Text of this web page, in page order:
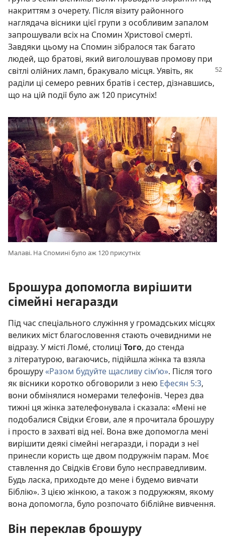
накриттям з очерету. Після візиту районного
наглядача вісники цієї групи з особливим запалом
запрошували всіх на Спомин Христової смерті.
Завдяки цьому на Спомин зібралося так багато
людей, що братові, який виголошував промову при
світлі олійних ламп, бракувало місця. Уявіть, як
раділи ці семеро ревних братів і сестер, дізнавшись,
що на цій події було аж 120 присутніх!
Малаві. На Спомині було аж 120 присутніх
Брошура допомогла вирішити
сімейні негаразди
Під час спеціального служіння у громадських місцях
великих міст благословення стають очевидними не
відразу. У місті Ломе́, столиці Того, до стенда
з літературою, вагаючись, підійшла жінка та взяла
брошуру«Разом будуйте щасливу сім’ю». Після того
як вісники коротко обговорили з нею Ефесян 5:3,
вони обмінялися номерами телефонів. Через два
тижні ця жінка зателефонувала і сказала: «Мені не
подобалися Свідки Єгови, але я прочитала брошуру
і просто в захваті від неї. Вона вже допомогла мені
вирішити деякі сімейні негаразди, і поради з неї
принесли користь ще двом подружнім парам. Моє
ставлення до Свідків Єгови було несправедливим.
Будь ласка, приходьте до мене і будемо вивчати
Біблію». З цією жінкою, а також з подружжям, якому
вона допомогла, було розпочато біблійне вивчення.
Він переклав брошуру